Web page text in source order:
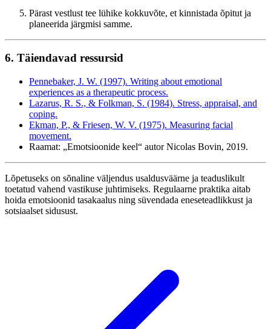
Pärast vestlust tee lühike kokkuvõte, et kinnistada õpitut ja
planeerida järgmisi samme.
6. Täiendavad ressursid
Pennebaker, J. W. (1997). Writing about emotional
experiences as a therapeutic process.
Lazarus, R. S., & Folkman, S. (1984). Stress, appraisal, and
coping.
Ekman, P., & Friesen, W. V. (1975). Measuring facial
movement.
Raamat: „Emotsioonide keel“ autor Nicolas Bovin, 2019.
Lõpetuseks on sõnaline väljendus usaldusväärne ja teaduslikult
toetatud vahend vastikuse juhtimiseks. Regulaarne praktika aitab
hoida emotsioonid tasakaalus ning süvendada eneseteadlikkust ja
sotsiaalset sidusust.